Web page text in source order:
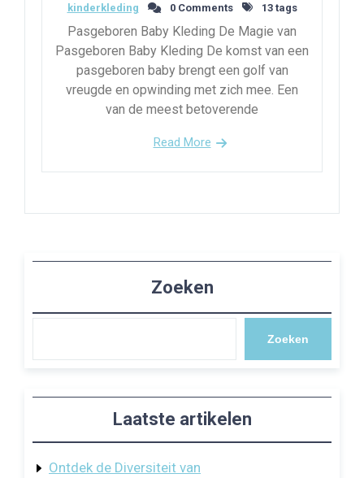
kinderkleding 0 Comments 13 tags
Pasgeboren Baby Kleding De Magie van
Pasgeboren Baby Kleding De komst van een
pasgeboren baby brengt een golf van
vreugde en opwinding met zich mee. Een
van de meest betoverende
Read More
Zoeken
Zoeken
Laatste artikelen
Ontdek de Diversiteit van